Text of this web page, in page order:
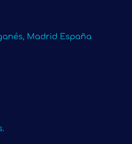
Madrid España